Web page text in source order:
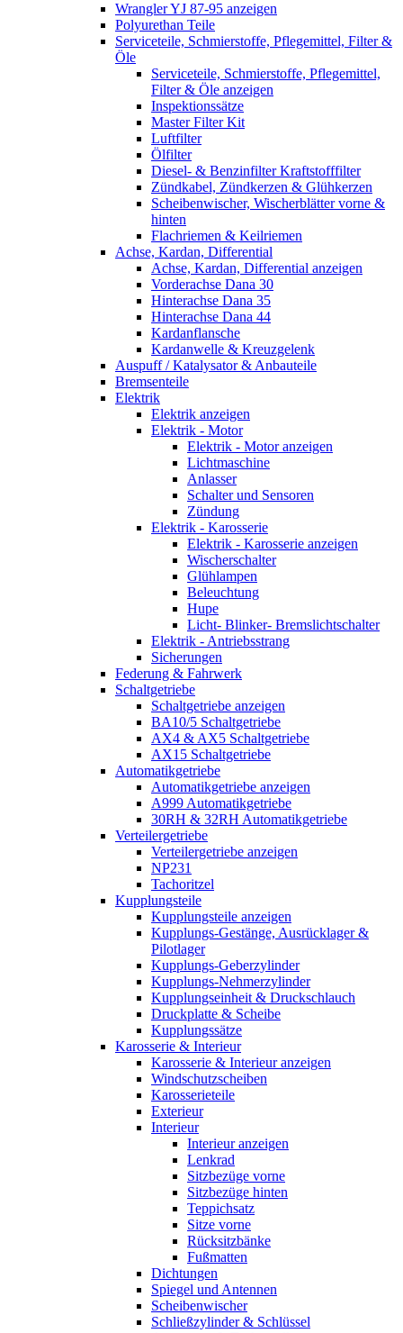
Wrangler YJ 87-95 anzeigen
Polyurethan Teile
Serviceteile, Schmierstoffe, Pflegemittel, Filter &
Öle
Serviceteile, Schmierstoffe, Pflegemittel,
Filter & Öle anzeigen
Inspektionssätze
Master Filter Kit
Luftfilter
Ölfilter
Diesel- & Benzinfilter Kraftstofffilter
Zündkabel, Zündkerzen & Glühkerzen
Scheibenwischer, Wischerblätter vorne &
hinten
Flachriemen & Keilriemen
Achse, Kardan, Differential
Achse, Kardan, Differential anzeigen
Vorderachse Dana 30
Hinterachse Dana 35
Hinterachse Dana 44
Kardanflansche
Kardanwelle & Kreuzgelenk
Auspuff / Katalysator & Anbauteile
Bremsenteile
Elektrik
Elektrik anzeigen
Elektrik - Motor
Elektrik - Motor anzeigen
Lichtmaschine
Anlasser
Schalter und Sensoren
Zündung
Elektrik - Karosserie
Elektrik - Karosserie anzeigen
Wischerschalter
Glühlampen
Beleuchtung
Hupe
Licht- Blinker- Bremslichtschalter
Elektrik - Antriebsstrang
Sicherungen
Federung & Fahrwerk
Schaltgetriebe
Schaltgetriebe anzeigen
BA10/5 Schaltgetriebe
AX4 & AX5 Schaltgetriebe
AX15 Schaltgetriebe
Automatikgetriebe
Automatikgetriebe anzeigen
A999 Automatikgetriebe
30RH & 32RH Automatikgetriebe
Verteilergetriebe
Verteilergetriebe anzeigen
NP231
Tachoritzel
Kupplungsteile
Kupplungsteile anzeigen
Kupplungs-Gestänge, Ausrücklager &
Pilotlager
Kupplungs-Geberzylinder
Kupplungs-Nehmerzylinder
Kupplungseinheit & Druckschlauch
Druckplatte & Scheibe
Kupplungssätze
Karosserie & Interieur
Karosserie & Interieur anzeigen
Windschutzscheiben
Karosserieteile
Exterieur
Interieur
Interieur anzeigen
Lenkrad
Sitzbezüge vorne
Sitzbezüge hinten
Teppichsatz
Sitze vorne
Rücksitzbänke
Fußmatten
Dichtungen
Spiegel und Antennen
Scheibenwischer
Schließzylinder & Schlüssel